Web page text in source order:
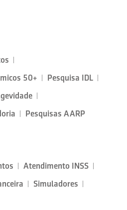
50+
Pesquisa IDL
Pesquisas AARP
Atendimento INSS
Simuladores